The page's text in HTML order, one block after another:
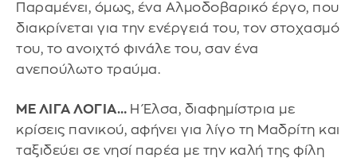
Παραμένει, όμως, ένα Αλμοδοβαρικό έργο, που
διακρίνεται για την ενέργειά του, τον στοχασμό
του, το ανοιχτό φινάλε του, σαν ένα
ανεπούλωτο τραύμα.
ΜΕ ΛΙΓΑ ΛΟΓΙΑ… Η Έλσα, διαφημίστρια με
κρίσεις πανικού, αφήνει για λίγο τη Μαδρίτη και
ταξιδεύει σε νησί παρέα με την καλή της φίλη